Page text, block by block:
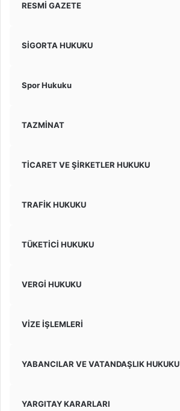
RESMİ GAZETE
SİGORTA HUKUKU
Spor Hukuku
TAZMİNAT
TİCARET VE ŞİRKETLER HUKUKU
TRAFİK HUKUKU
TÜKETİCİ HUKUKU
VERGİ HUKUKU
VİZE İŞLEMLERİ
YABANCILAR VE VATANDAŞLIK HUKUKU
YARGITAY KARARLARI